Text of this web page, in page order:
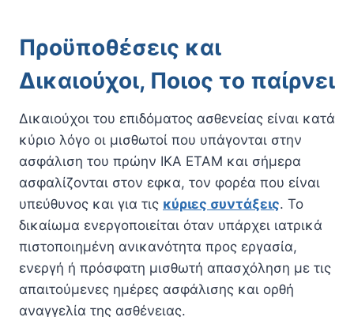
Προϋποθέσεις και
Δικαιούχοι, Ποιος το παίρνει
Δικαιούχοι του επιδόματος ασθενείας είναι κατά
κύριο λόγο οι μισθωτοί που υπάγονται στην
ασφάλιση του πρώην ΙΚΑ ΕΤΑΜ και σήμερα
ασφαλίζονται στον εφκα, τον φορέα που είναι
υπεύθυνος και για τις κύριες συντάξεις. Το
δικαίωμα ενεργοποιείται όταν υπάρχει ιατρικά
πιστοποιημένη ανικανότητα προς εργασία,
ενεργή ή πρόσφατη μισθωτή απασχόληση με τις
απαιτούμενες ημέρες ασφάλισης και ορθή
αναγγελία της ασθένειας.